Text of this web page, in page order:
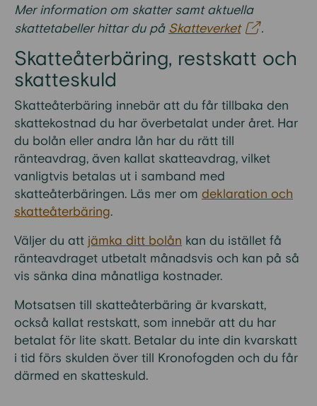
Mer information om skatter samt aktuella
skattetabeller hittar du på Skatteverket .
Skatteåterbäring, restskatt och
skatteskuld
Skatteåterbäring innebär att du får tillbaka den
skattekostnad du har överbetalat under året. Har
du bolån eller andra lån har du rätt till
ränteavdrag, även kallat skatteavdrag, vilket
vanligtvis betalas ut i samband med
skatteåterbäringen. Läs mer om deklaration och
skatteåterbäring.
Väljer du att jämka ditt bolån kan du istället få
ränteavdraget utbetalt månadsvis och kan på så
vis sänka dina månatliga kostnader.
Motsatsen till skatteåterbäring är kvarskatt,
också kallat restskatt, som innebär att du har
betalat för lite skatt. Betalar du inte din kvarskatt
i tid förs skulden över till Kronofogden och du får
därmed en skatteskuld.